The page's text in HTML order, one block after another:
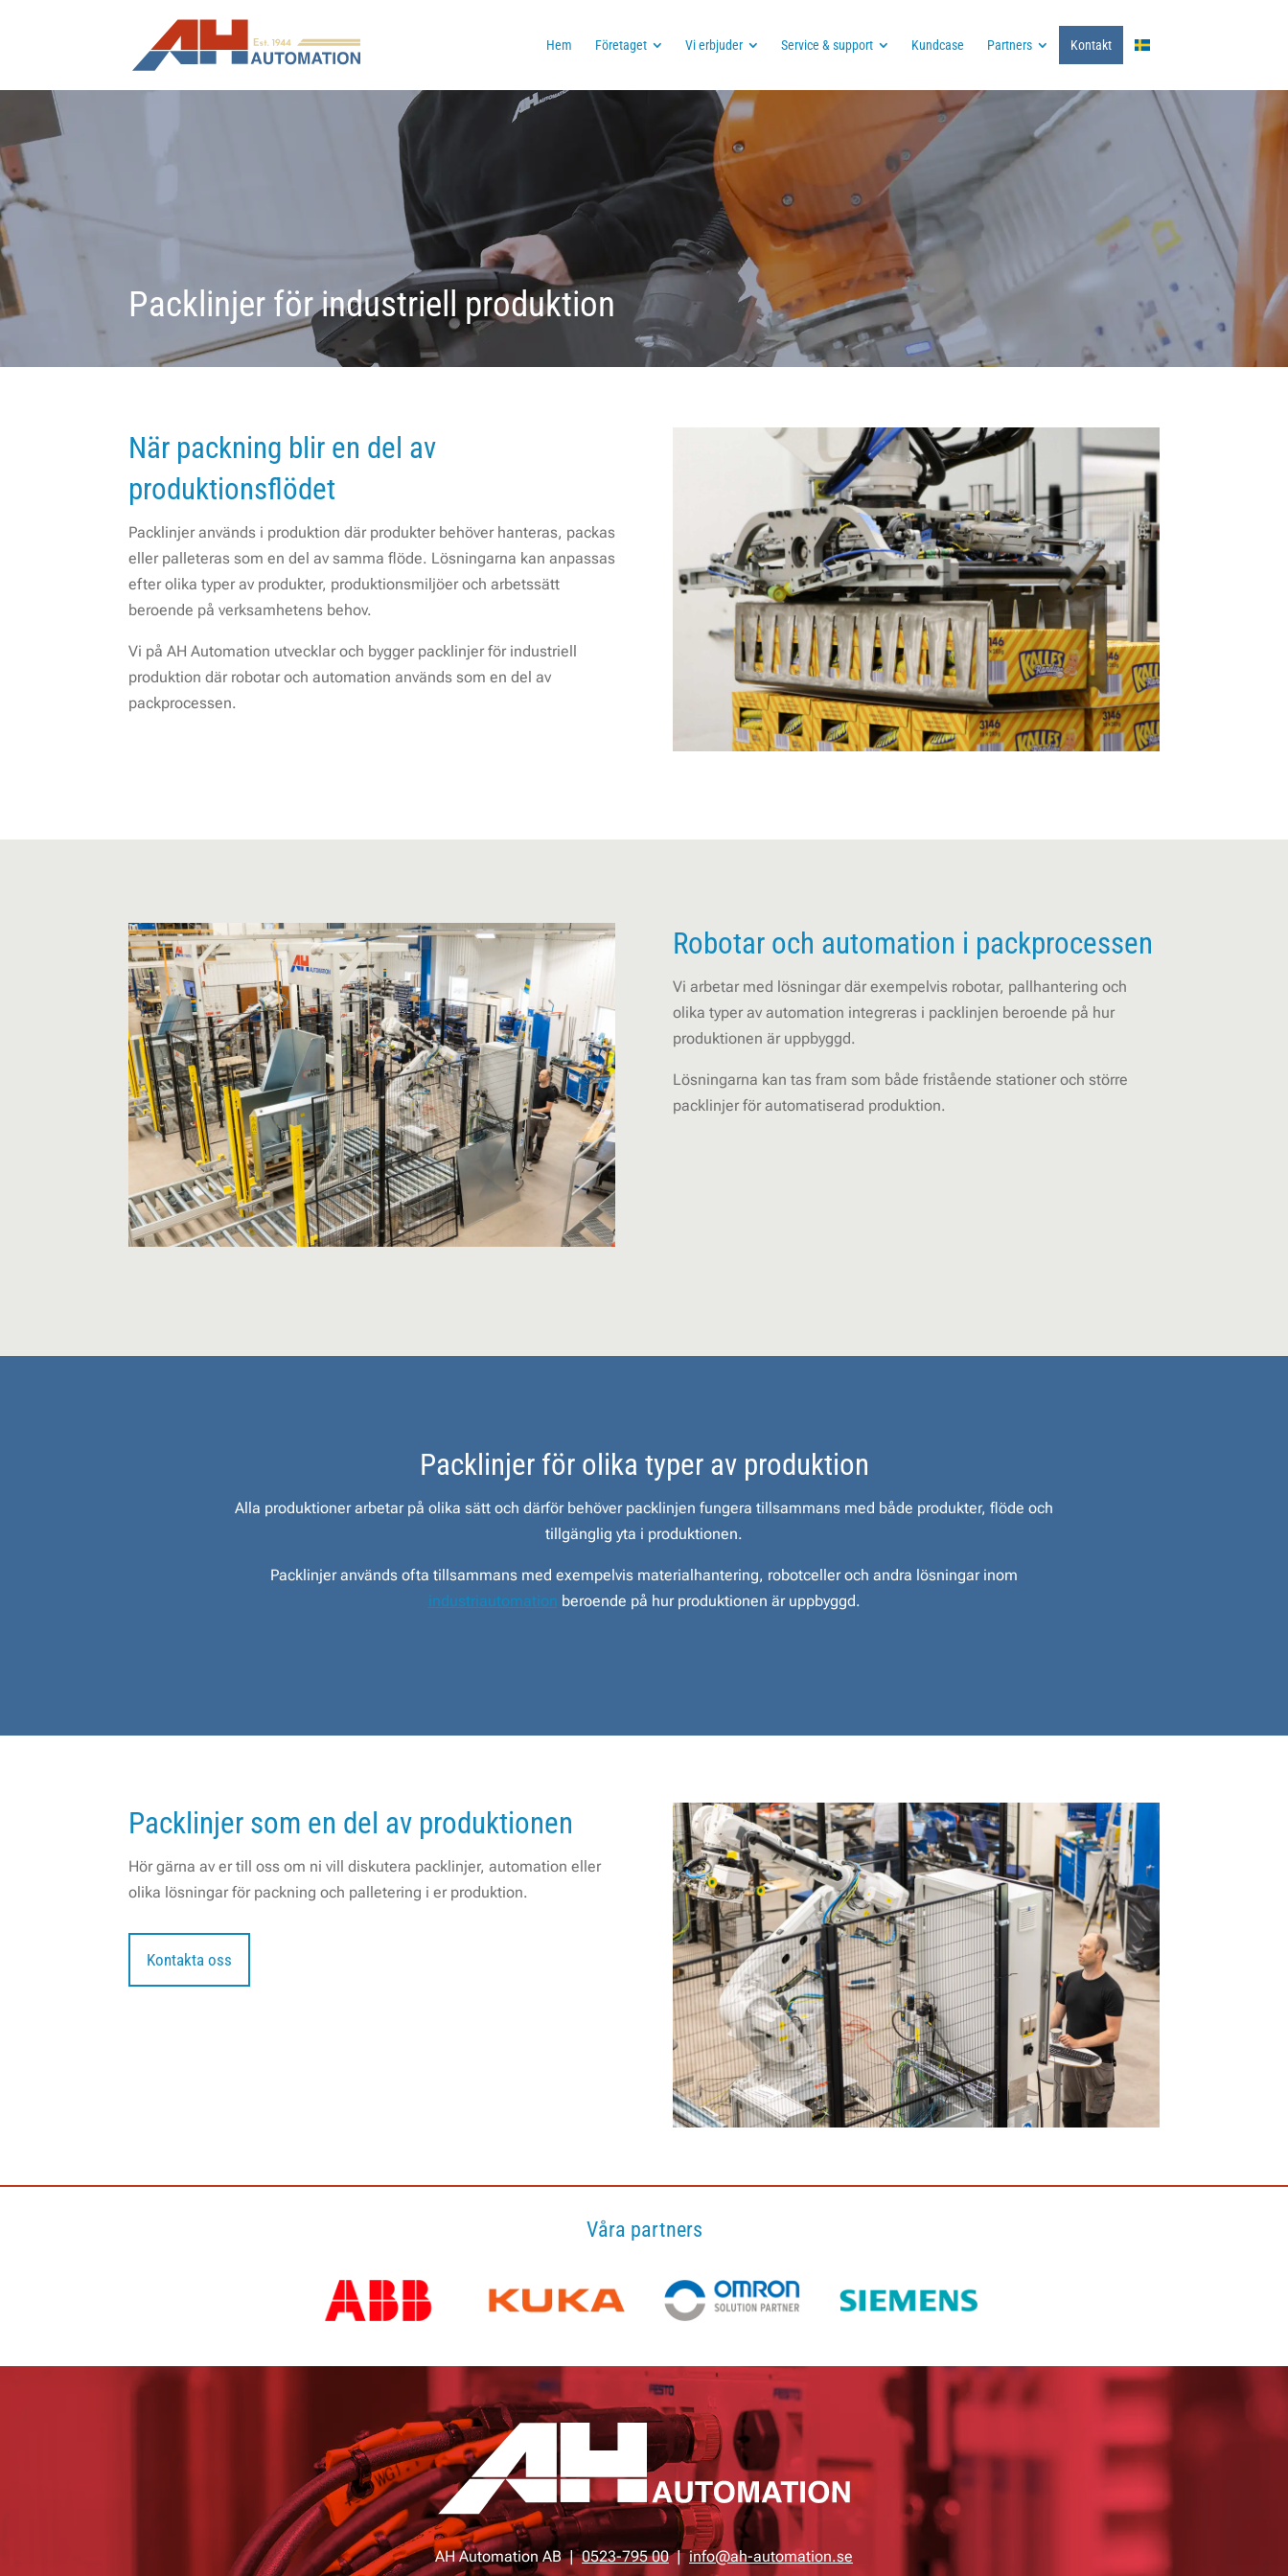
Hem Företaget Vi erbjuder Service & support Kundcase Partners Kontakt
Packlinjer för industriell produktion
När packning blir en del av
produktionsflödet
Packlinjer används i produktion där produkter behöver hanteras, packas
eller palleteras som en del av samma flöde. Lösningarna kan anpassas
efter olika typer av produkter, produktionsmiljöer och arbetssätt
beroende på verksamhetens behov.
Vi på AH Automation utvecklar och bygger packlinjer för industriell
produktion där robotar och automation används som en del av
packprocessen.
Robotar och automation i packprocessen
Vi arbetar med lösningar där exempelvis robotar, pallhantering och
olika typer av automation integreras i packlinjen beroende på hur
produktionen är uppbyggd.
Lösningarna kan tas fram som både fristående stationer och större
packlinjer för automatiserad produktion.
Packlinjer för olika typer av produktion
Alla produktioner arbetar på olika sätt och därför behöver packlinjen fungera tillsammans med både produkter, flöde och
tillgänglig yta i produktionen.
Packlinjer används ofta tillsammans med exempelvis materialhantering, robotceller och andra lösningar inom
industriautomation beroende på hur produktionen är uppbyggd.
Packlinjer som en del av produktionen
Hör gärna av er till oss om ni vill diskutera packlinjer, automation eller
olika lösningar för packning och palletering i er produktion.
Kontakta oss
Våra partners
AH Automation AB |0523-795 00|info@ah-automation.se